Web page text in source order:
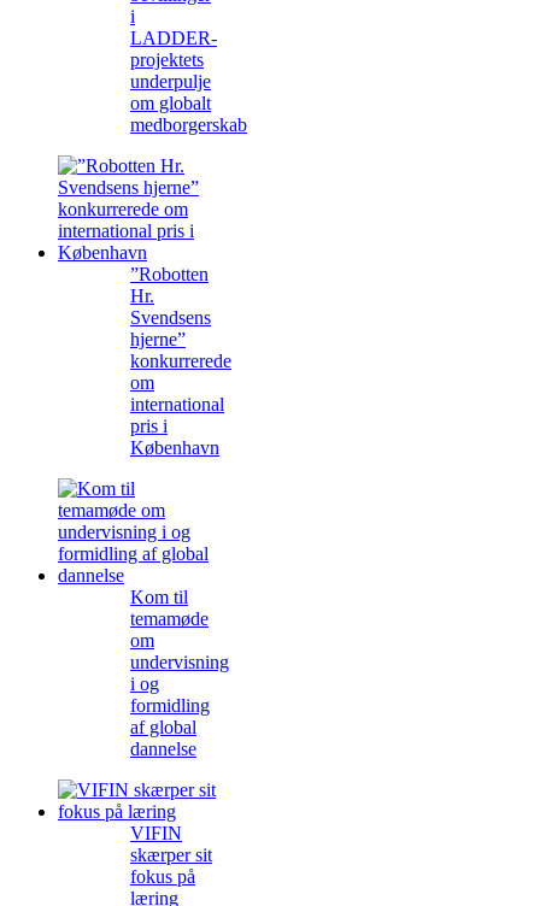
i
LADDER-
projektets
underpulje
om globalt
medborgerskab
”Robotten
Hr.
Svendsens
hjerne”
konkurrerede
om
international
pris i
København
Kom til
temamøde
om
undervisning
i og
formidling
af global
dannelse
VIFIN
skærper sit
fokus på
læring